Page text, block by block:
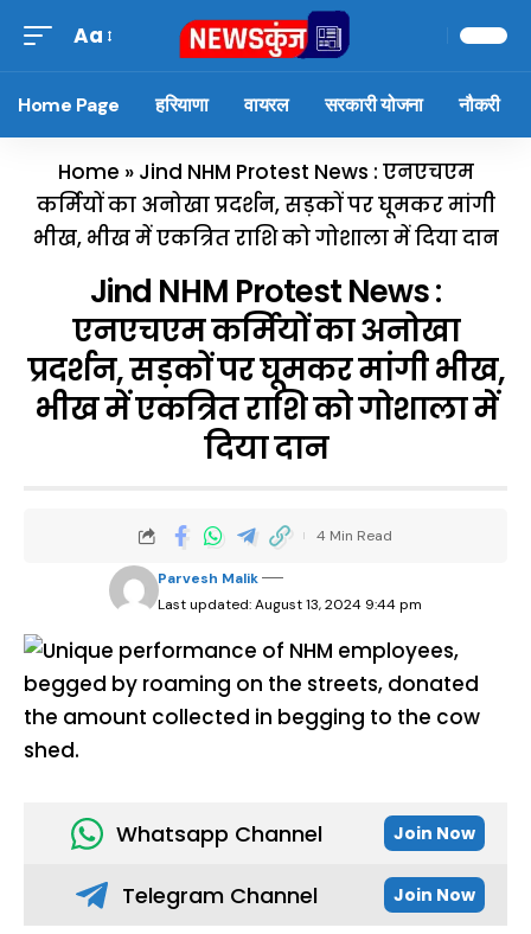
Aa
Home Page हरियाणा वायरल सरकारी योजना नौकरी
Home » Jind NHM Protest News : एनएचएम
कर्मियों का अनोखा प्रदर्शन, सड़कों पर घूमकर मांगी
भीख, भीख में एकत्रित राशि को गोशाला में दिया दान
Jind NHM Protest News :
एनएचएम कर्मियों का अनोखा
प्रदर्शन, सड़कों पर घूमकर मांगी भीख,
भीख में एकत्रित राशि को गोशाला में
दिया दान
Last updated: August 13, 2024 9:44 pm
Parvesh Malik
4 Min Read
Whatsapp Channel Join Now
Telegram Channel Join Now